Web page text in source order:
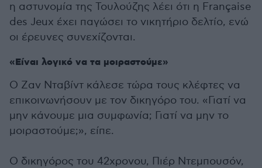
η αστυνομία της Τουλούζης λέει ότι η Française
des Jeux έχει παγώσει το νικητήριο δελτίο, ενώ
οι έρευνες συνεχίζονται.
«Είναι λογικό να τα μοιραστούμε»
Ο Ζαν Νταβίντ κάλεσε τώρα τους κλέφτες να
επικοινωνήσουν με τον δικηγόρο του. «Γιατί να
μην κάνουμε μια συμφωνία; Γιατί να μην το
μοιραστούμε;», είπε.
Ο δικηγόρος του 42χρονου, Πιέρ Ντεμπουσόν,